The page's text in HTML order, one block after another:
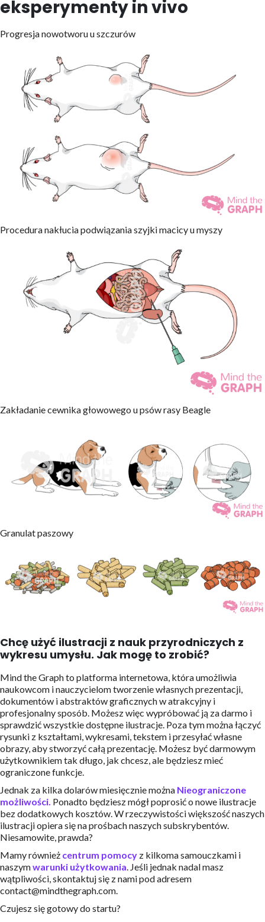
eksperymenty in vivo
Progresja nowotworu u szczurów
Procedura nakłucia podwiązania szyjki macicy u myszy
Zakładanie cewnika głowowego u psów rasy Beagle
Granulat paszowy
Chcę użyć ilustracji z nauk przyrodniczych z
wykresu umysłu. Jak mogę to zrobić?
Mind the Graph to platforma internetowa, która umożliwia
naukowcom i nauczycielom tworzenie własnych prezentacji,
dokumentów i abstraktów graficznych w atrakcyjny i
profesjonalny sposób. Możesz więc wypróbować ją za darmo i
sprawdzić wszystkie dostępne ilustracje. Poza tym można łączyć
rysunki z kształtami, wykresami, tekstem i przesyłać własne
obrazy, aby stworzyć całą prezentację. Możesz być darmowym
użytkownikiem tak długo, jak chcesz, ale będziesz mieć
ograniczone funkcje.
Jednak za kilka dolarów miesięcznie można Nieograniczone
możliwości. Ponadto będziesz mógł poprosić o nowe ilustracje
bez dodatkowych kosztów. W rzeczywistości większość naszych
ilustracji opiera się na prośbach naszych subskrybentów.
Niesamowite, prawda?
Mamy również centrum pomocy z kilkoma samouczkami i
naszymwarunki użytkowania. Jeśli jednak nadal masz
wątpliwości, skontaktuj się z nami pod adresem
contact@mindthegraph.com.
Czujesz się gotowy do startu?